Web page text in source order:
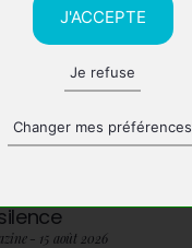
J'ACCEPTE
Je refuse
Changer mes préférences
par Cévennes Magazine - 15 août 2026